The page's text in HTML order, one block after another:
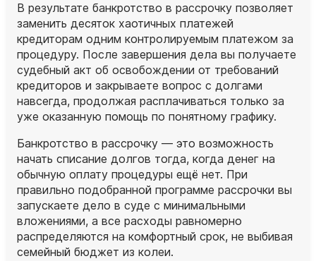
В результате банкротство в рассрочку позволяет
заменить десяток хаотичных платежей
кредиторам одним контролируемым платежом за
процедуру. После завершения дела вы получаете
судебный акт об освобождении от требований
кредиторов и закрываете вопрос с долгами
навсегда, продолжая расплачиваться только за
уже оказанную помощь по понятному графику.
Банкротство в рассрочку — это возможность
начать списание долгов тогда, когда денег на
обычную оплату процедуры ещё нет. При
правильно подобранной программе рассрочки вы
запускаете дело в суде с минимальными
вложениями, а все расходы равномерно
распределяются на комфортный срок, не выбивая
семейный бюджет из колеи.